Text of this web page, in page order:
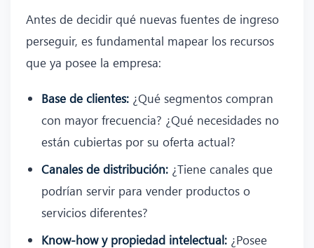
Antes de decidir qué nuevas fuentes de ingreso
perseguir, es fundamental mapear los recursos
que ya posee la empresa:
Base de clientes: ¿Qué segmentos compran
con mayor frecuencia? ¿Qué necesidades no
están cubiertas por su oferta actual?
Canales de distribución: ¿Tiene canales que
podrían servir para vender productos o
servicios diferentes?
Know‑how y propiedad intelectual: ¿Posee